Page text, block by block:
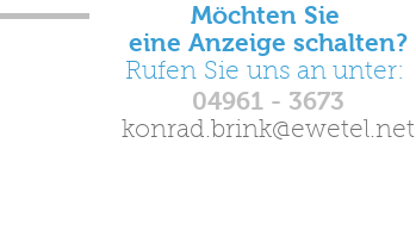
Möchten Sie
eine Anzeige schalten?
Rufen Sie uns an unter:
04961 - 3673
konrad.brink@ewetel.net